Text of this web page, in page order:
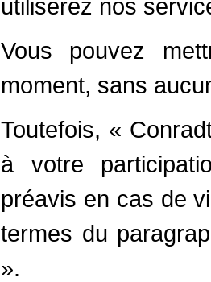
utiliserez nos
Vous pouvez
moment, sans
Toutefois, «
à votre
préavis en cas de
termes du
».